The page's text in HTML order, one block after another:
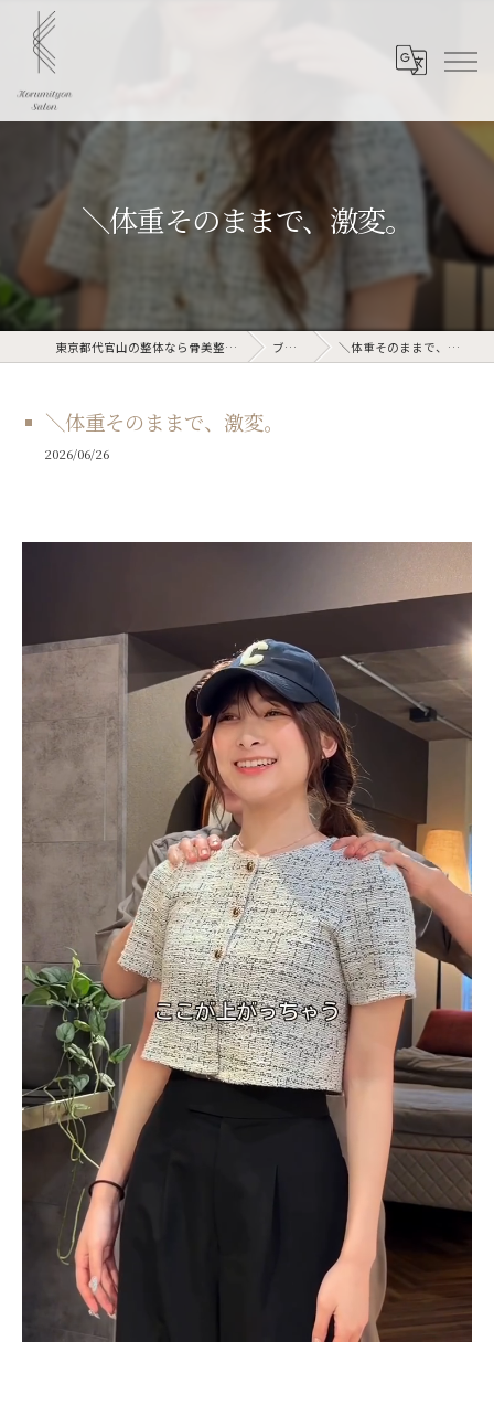
＼体重そのままで、激変。
東京都代官山の整体なら骨美整salon ブログ ＼体重そのままで、激変。
＼体重そのままで、激変。
2026/06/26